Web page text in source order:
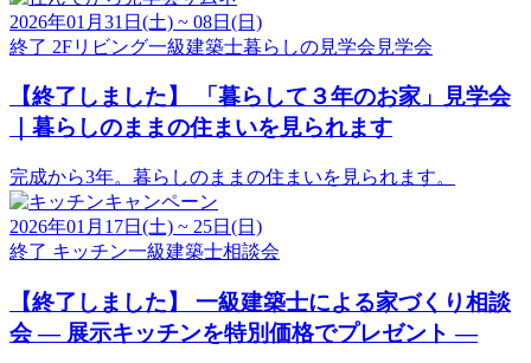
2026年01月31日(土) ~ 08日(日)
終了 2Fリビング一級建築士暮らしの見学会 見学会
【終了しました】
「暮らして３年のお家」見学会
｜暮らしのままの住まいを見られます
完成から3年。暮らしのままの住まいを見られます。
2026年01月17日(土) ~ 25日(日)
終了 キッチン一級建築士相談会
【終了しました】
一級建築士による家づくり相談
会 ― 展示キッチンを特別価格でプレゼント ―